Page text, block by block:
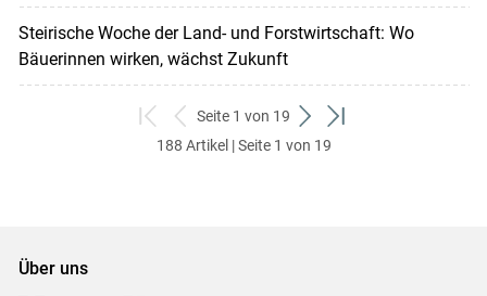
Steirische Woche der Land- und Forstwirtschaft: Wo
Bäuerinnen wirken, wächst Zukunft
zum
ersten
zurück
zum
Seite 1 von 19
weiter
zum
zum
188 Artikel | Seite 1 von 19
Über uns